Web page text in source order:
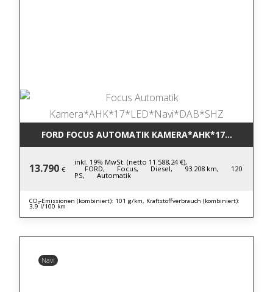
FORD FOCUS AUTOMATIK
13.790 €
inkl. 19% MwSt. (netto 11.588,24 €),
FORD, Focus, Diesel, 93.208 km, 120
PS, Automatik
CO₂-Emissionen (kombiniert): 101 g/km, Kraftstoffverbrauch (kombiniert):
3,9 l/100 km
Navi